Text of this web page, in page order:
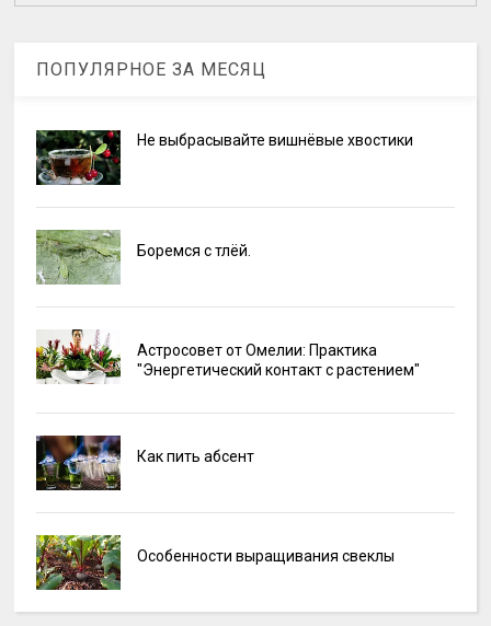
ПОПУЛЯРНОЕ ЗА МЕСЯЦ
Не выбрасывайте вишнёвые хвостики
Боремся с тлёй.
Астросовет от Омелии: Практика
"Энергетический контакт с растением"
Как пить абсент
Особенности выращивания свеклы